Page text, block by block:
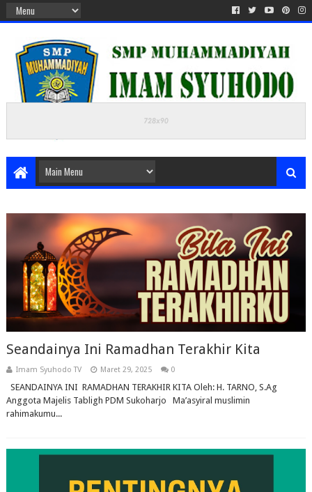
Seandainya Ini Ramadhan Terakhir Kita
Imam Syuhodo TV Maret 29, 2025 0
SEANDAINYA INI RAMADHAN TERAKHIR KITA Oleh: H. TARNO, S.Ag
Anggota Majelis Tabligh PDM Sukoharjo Ma’asyiral muslimin
rahimakumu...